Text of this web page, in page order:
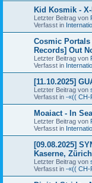
Kid Kosmik -
Letzter Beitrag von
Verfasst in
Cosmic
Records] Out
Letzter Beitrag von
Verfasst in
[11.10.2025]
Letzter Beitrag von
Verfasst in -«(( CH-
Moaiact - In
Letzter Beitrag von
Verfasst in
[09.08.2025]
Kaserne, Zürich
Letzter Beitrag von
Verfasst in -«(( CH-